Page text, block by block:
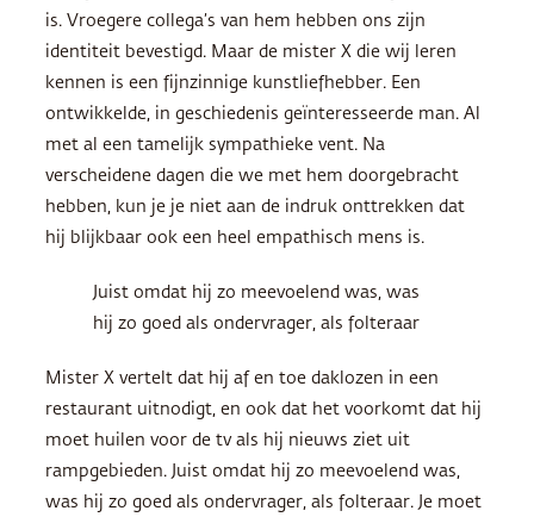
is. Vroegere collega’s van hem hebben ons zijn
identiteit bevestigd. Maar de mister X die wij leren
kennen is een fijnzinnige kunstliefhebber. Een
ontwikkelde, in geschiedenis geïnteresseerde man. Al
met al een tamelijk sympathieke vent. Na
verscheidene dagen die we met hem doorgebracht
hebben, kun je je niet aan de indruk onttrekken dat
hij blijkbaar ook een heel empathisch mens is.
Juist omdat hij zo meevoelend was, was
hij zo goed als ondervrager, als folteraar
Mister X vertelt dat hij af en toe daklozen in een
restaurant uitnodigt, en ook dat het voorkomt dat hij
moet huilen voor de tv als hij nieuws ziet uit
rampgebieden. Juist omdat hij zo meevoelend was,
was hij zo goed als ondervrager, als folteraar. Je moet